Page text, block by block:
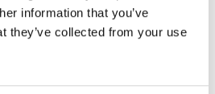
information that you’ve
they’ve collected from your use
sulla lingua inglese
film e musica
ai 16 anni, dichiaro di acconsentire